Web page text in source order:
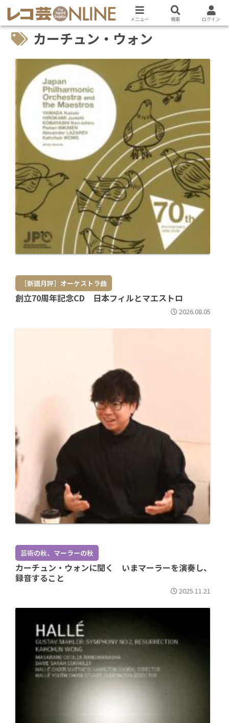
カーチュン・ウォン
［新譜月評］オーケストラ曲
創立70周年記念CD 日本フィルとマエストロ
2026.08.05
芸術の秋、マーラーの秋
カーチュン・ウォンに聞く いまマーラーを演奏し、
録音すること
2025.11.21
メニュー 検索 ログイン